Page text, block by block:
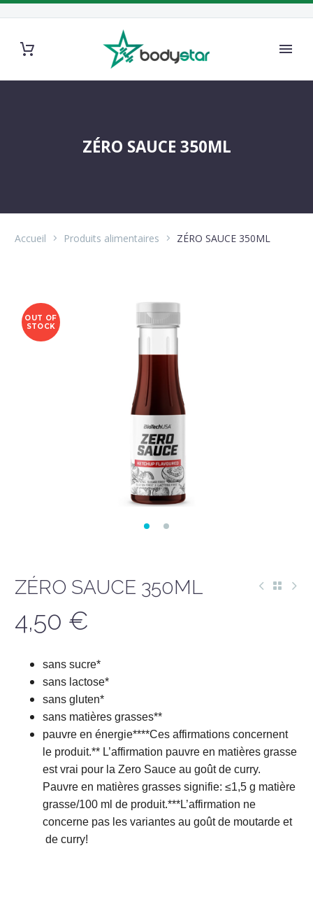
ZÉRO SAUCE 350ML
Accueil Produits alimentaires ZÉRO SAUCE 350ML
OUT OF
STOCK
ZÉRO SAUCE 350ML
4,50 €
sans sucre*
sans lactose*
sans gluten*
sans matières grasses**
pauvre en énergie****Ces affirmations concernent
le produit.** L’affirmation pauvre en matières grasse
est vrai pour la Zero Sauce au goût de curry.
Pauvre en matières grasses signifie: ≤1,5 g matière
grasse/100 ml de produit.***L’affirmation ne
concerne pas les variantes au goût de moutarde et
de curry!